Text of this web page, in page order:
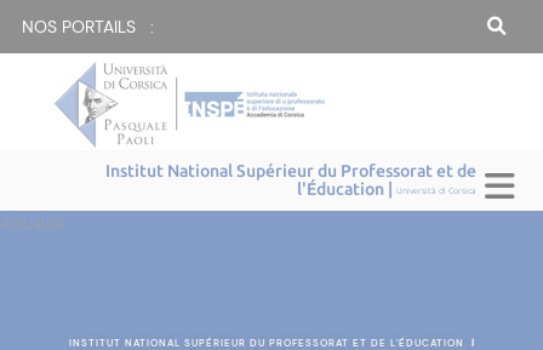
NOS PORTAILS :
Institut National Supérieur du Professorat et de
l'Éducation |Università di Corsica
Attualità
INSTITUT NATIONAL SUPÉRIEUR DU PROFESSORAT ET DE L'ÉDUCATION |